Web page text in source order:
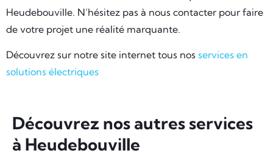
Heudebouville. N’hésitez pas à nous contacter pour faire
de votre projet une réalité marquante.
Découvrez sur notre site internet tous nos services en
solutions électriques
Découvrez nos autres services
à Heudebouville